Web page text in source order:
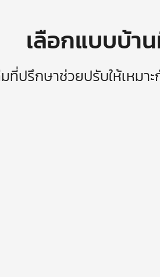
เลือกแบบบ้า
ที่ปรึกษาช่วยปรับให้เหม